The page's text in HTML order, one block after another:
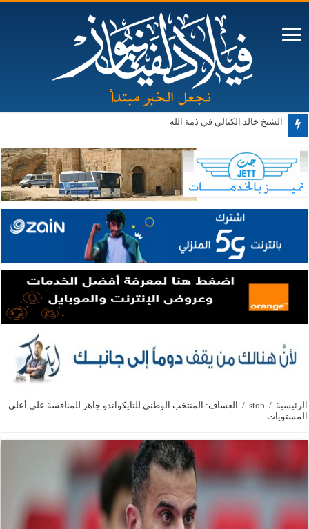
الشيخ خالد الكيالي في ذمة الله
الرئيسية /
stop
/
العساف: المنتخب الوطني للتايكواندو جاهز للمنافسة على أعلى
المستويات